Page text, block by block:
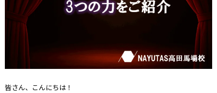
皆さん、こんにちは！